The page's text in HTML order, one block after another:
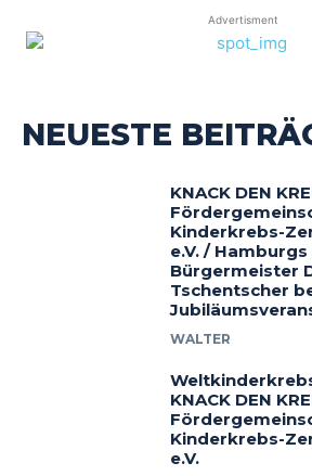
Advertisment
NEUESTE
KNACK DEN
Kinderkrebs-
e.V. /
Bürgermeister
Tschentscher
WALTER
KNACK DEN
Kinderkrebs-
e.V.